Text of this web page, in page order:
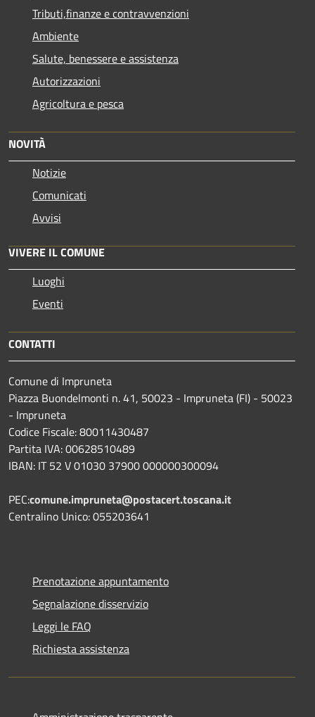
Tributi,finanze e contravvenzioni
Ambiente
Salute, benessere e assistenza
Autorizzazioni
Agricoltura e pesca
NOVITÀ
Notizie
Comunicati
Avvisi
VIVERE IL COMUNE
Luoghi
Eventi
CONTATTI
Comune di Impruneta
Piazza Buondelmonti n. 41, 50023 - Impruneta (FI) - 50023
- Impruneta
Codice Fiscale: 80011430487
Partita IVA: 00628510489
IBAN: IT 52 V 01030 37900 000000300094
PEC:comune.impruneta@postacert.toscana.it
Centralino Unico: 055203641
Prenotazione appuntamento
Segnalazione disservizio
Leggi le FAQ
Richiesta assistenza